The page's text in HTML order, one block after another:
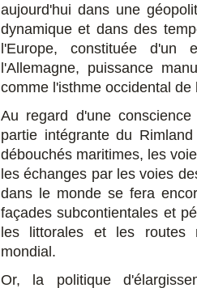
aujourd'hui dans une
dynamique et dans des
l'Europe, constituée d'un
l'Allemagne, puissance
comme l'isthme occidental
Au regard d'une
partie intégrante du
débouchés maritimes, les
les échanges par les voies
dans le monde se fera
façades subcontientales et
les littorales et les routes
mondial.
Or, la politique